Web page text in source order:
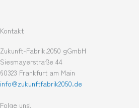
Kontakt
Zukunft-Fabrik.2050 gGmbH
Siesmayerstraße 44
60323 Frankfurt am Main
info@zukunftfabrik2050.de
Folge uns!